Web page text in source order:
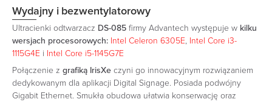
Wydajny i bezwentylatorowy
Ultracienki odtwarzacz DS-085 firmy Advantech występuje w kilku
wersjach procesorowych: Intel Celeron 6305E, Intel Core i3-
1115G4E i Intel Core i5-1145G7E
Połączenie z grafiką IrisXe czyni go innowacyjnym rozwiązaniem
dedykowanym dla aplikacji Digital Signage. Posiada podwójny
Gigabit Ethernet. Smukła obudowa ułatwia konserwację oraz